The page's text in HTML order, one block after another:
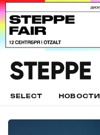
SELECT НОВОСТИ